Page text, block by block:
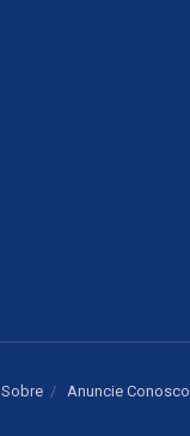
Sobre Anuncie Conosco